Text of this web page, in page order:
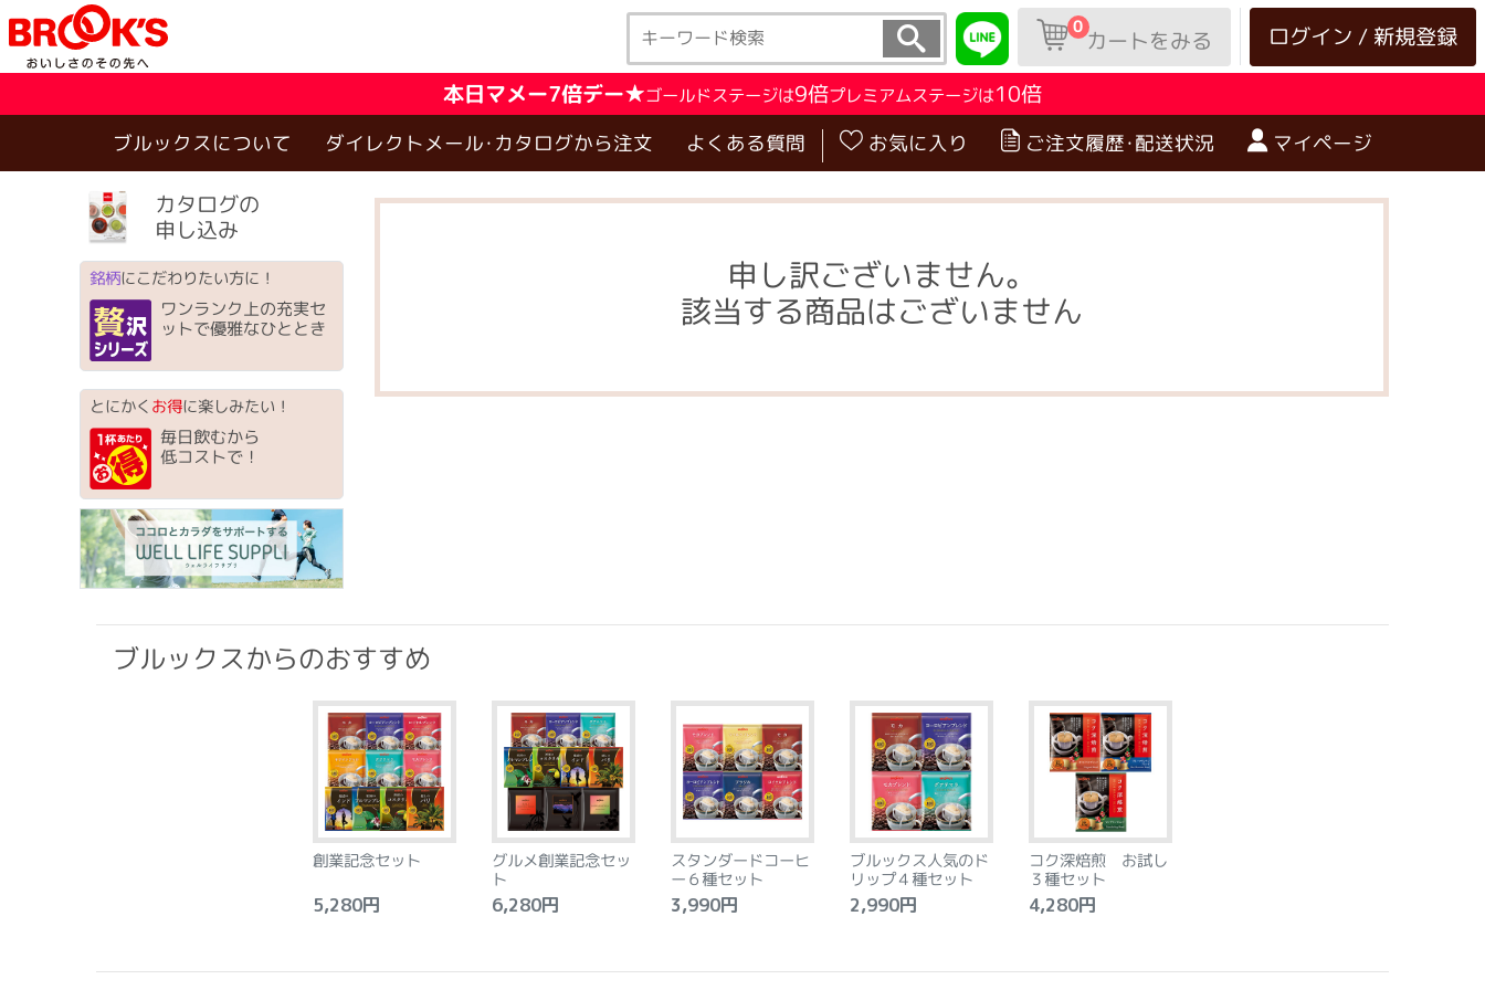
ログイン / 新規登録
0カートをみる
本日マメー7倍デー★ゴールドステージは9倍プレミアムステージは10倍
ブルックスについて ダイレクトメール･カタログから注文 よくある質問 お気に入り ご注文履歴･配送状況 マイページ
カタログの
申し込み
銘柄にこだわりたい方に！
ワンランク上の充実セ
ットで優雅なひととき
とにかく お得に楽しみたい！
毎日飲むから
低コストで！
申し訳ございません。
該当する商品はございません
ブルックスからのおすすめ
創業記念セット
5,280円
グルメ創業記念セッ
ト
6,280円
スタンダードコーヒ
ー６種セット
3,990円
ブルックス人気のド
リップ４種セット
2,990円
コク深焙煎 お試し
３種セット
4,280円